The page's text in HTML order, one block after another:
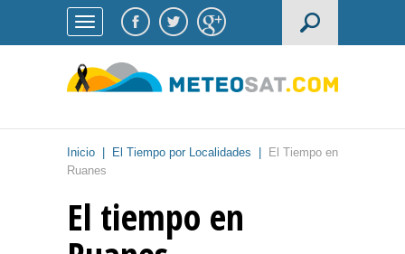
Inicio El Tiempo por Localidades
El Tiempo en
Ruanes
El tiempo en